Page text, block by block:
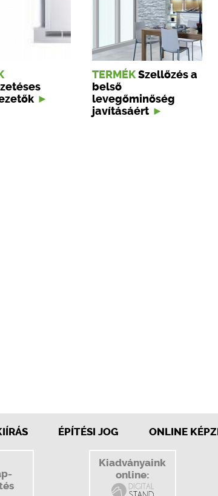
TERMÉK Szellőzés a
belső
levegőminőség
javításáért
ÉPÍTÉSI JOG ONLINE
Kiadványaink
online: